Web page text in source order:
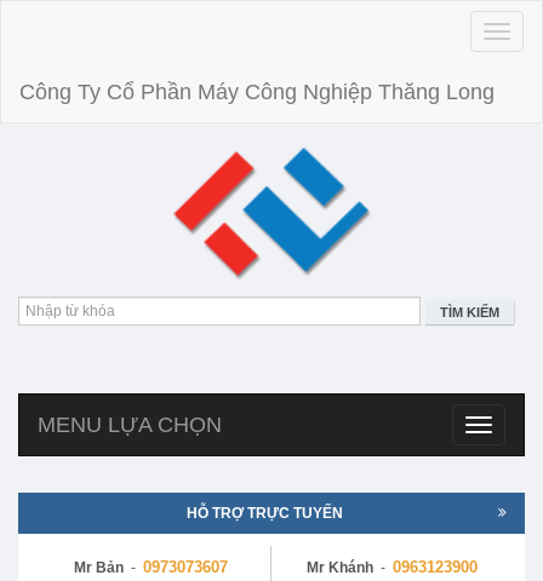
Toggle
Công Ty Cổ Phần Máy Công Nghiệp Thăng Long
TÌM KIẾM
Toggle
MENU LỰA CHỌN
HỖ TRỢ TRỰC TUYẾN
Mr Bản- 0973073607 Mr Khánh - 0963123900